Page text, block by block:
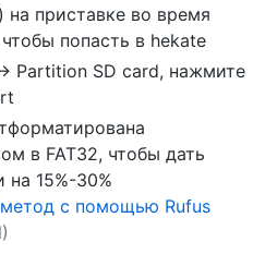
на приставке во время
попасть в hekate
Partition SD card, нажмите
в FAT32, чтобы дать
на 15%-30%
c помощью Rufus